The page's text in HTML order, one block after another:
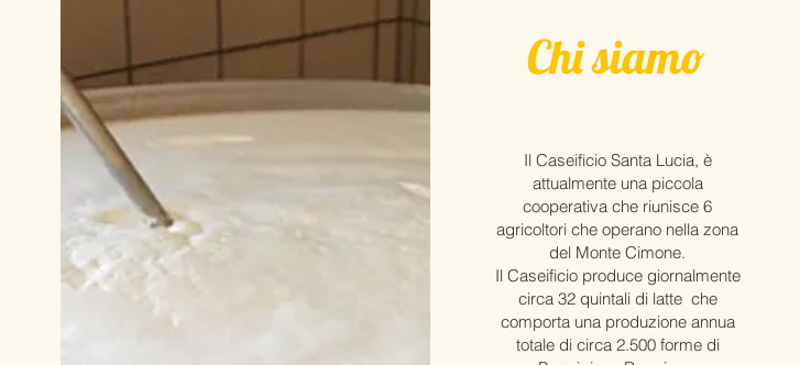
Chi siamo
Il Caseificio Santa Lucia, è
attualmente una piccola
cooperativa che riunisce 6
agricoltori che operano nella zona
del Monte Cimone.
Il Caseificio produce giornalmente
circa 32 quintali di latte che
comporta una produzione annua
totale di circa 2.500 forme di